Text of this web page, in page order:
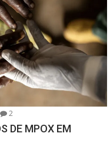
2
DE MPOX EM